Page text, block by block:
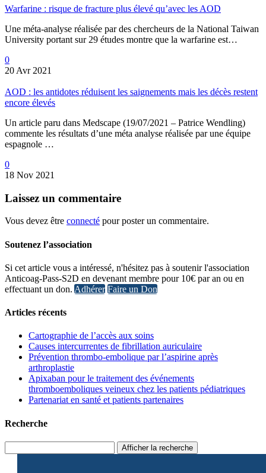
Warfarine : risque de fracture plus élevé qu’avec les AOD
Une méta-analyse réalisée par des chercheurs de la National Taiwan
University portant sur 29 études montre que la warfarine est…
0
20 Avr 2021
AOD : les antidotes réduisent les saignements mais les décès restent
encore élevés
Un article paru dans Medscape (19/07/2021 – Patrice Wendling)
commente les résultats d’une méta analyse réalisée par une équipe
espagnole …
0
18 Nov 2021
Laissez un commentaire
Vous devez être connecté pour poster un commentaire.
Soutenez l’association
Si cet article vous a intéressé, n'hésitez pas à soutenir l'association
Anticoag-Pass-S2D en devenant membre pour 10€ par an ou en
effectuant un don. Adhérer Faire un Don
Articles récents
Cartographie de l’accès aux soins
Causes intercurrentes de fibrillation auriculaire
Prévention thrombo-embolique par l’aspirine après
arthroplastie
Apixaban pour le traitement des événements
thromboemboliques veineux chez les patients pédiatriques
Partenariat en santé et patients partenaires
Recherche
Afficher la recherche